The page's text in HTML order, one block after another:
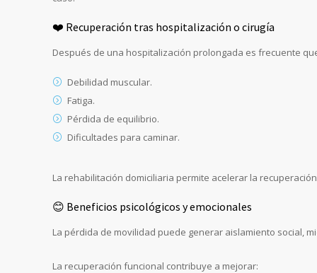
❤️ Recuperación tras hospitalización o cirugía
Después de una hospitalización prolongada es frecuente
Debilidad muscular.
Fatiga.
Pérdida de equilibrio.
Dificultades para caminar.
La rehabilitación domiciliaria permite acelerar la
😊 Beneficios psicológicos y emocionales
La pérdida de movilidad puede generar aislamiento social,
La recuperación funcional contribuye a mejorar: